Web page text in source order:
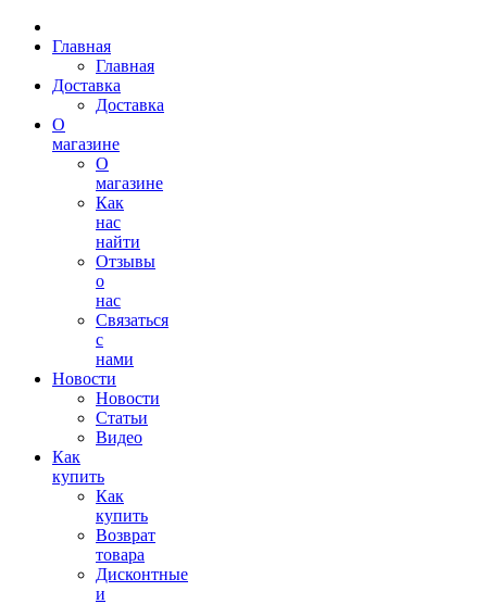
Главная
Главная
Доставка
Доставка
О
магазине
О
магазине
Как
нас
найти
Отзывы
о
нас
Связаться
с
нами
Новости
Новости
Статьи
Видео
Как
купить
Как
купить
Возврат
товара
Дисконтные
и